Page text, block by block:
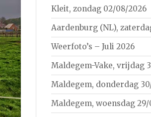
Kleit, zondag 02/08/2026
Aardenburg (NL),
Weerfoto’s – Juli 2026
Maldegem-Vake, vrijdag
Maldegem, donderdag
Maldegem, woensdag 29/